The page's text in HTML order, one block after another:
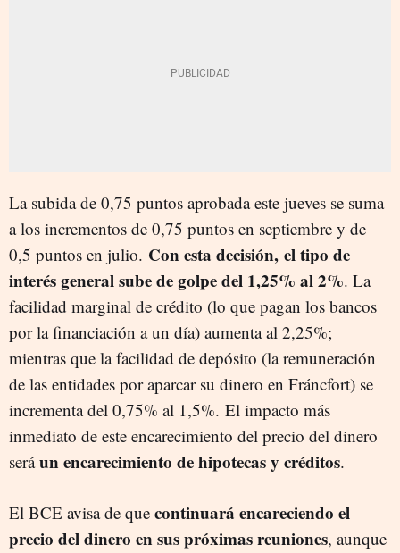
La subida de 0,75 puntos aprobada este jueves se suma
a los incrementos de 0,75 puntos en septiembre y de
0,5 puntos en julio. Con esta decisión, el tipo de
interés general sube de golpe del 1,25% al 2%. La
facilidad marginal de crédito (lo que pagan los bancos
por la financiación a un día) aumenta al 2,25%;
mientras que la facilidad de depósito (la remuneración
de las entidades por aparcar su dinero en Fráncfort) se
incrementa del 0,75% al 1,5%. El impacto más
inmediato de este encarecimiento del precio del dinero
seráun encarecimiento de hipotecas y créditos.
El BCE avisa de que continuará encareciendo el
precio del dinero en sus próximas reuniones, aunque